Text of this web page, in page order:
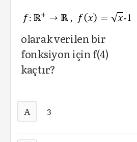
olarak verilen bir
fonksiyon için f(4)
kaçtır?
A 3